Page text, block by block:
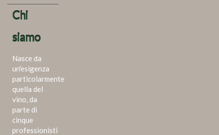
Chi
siamo
Nasce da
un'esigenza
particolarmente
quella del
vino, da
parte di
cinque
professionisti